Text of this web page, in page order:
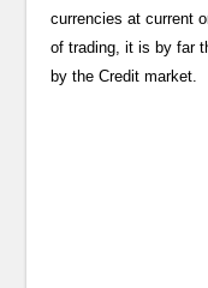
currencies at current
of trading, it is by far
by the Credit market.